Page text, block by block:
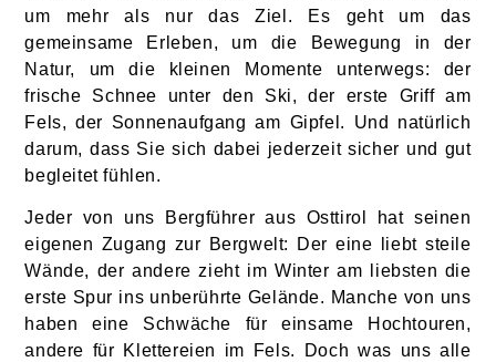
um mehr als nur das Ziel. Es geht um das
gemeinsame Erleben, um die Bewegung in der
Natur, um die kleinen Momente unterwegs: der
frische Schnee unter den Ski, der erste Griff am
Fels, der Sonnenaufgang am Gipfel. Und natürlich
darum, dass Sie sich dabei jederzeit sicher und gut
begleitet fühlen.
Jeder von uns Bergführer aus Osttirol hat seinen
eigenen Zugang zur Bergwelt: Der eine liebt steile
Wände, der andere zieht im Winter am liebsten die
erste Spur ins unberührte Gelände. Manche von uns
haben eine Schwäche für einsame Hochtouren,
andere für Klettereien im Fels. Doch was uns alle